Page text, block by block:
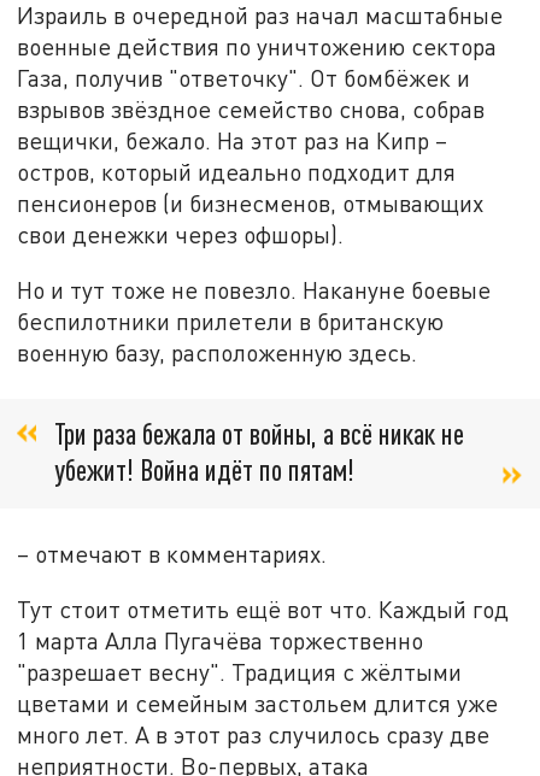
Израиль в очередной раз начал масштабные
военные действия по уничтожению сектора
Газа, получив "ответочку". От бомбёжек и
взрывов звёздное семейство снова, собрав
вещички, бежало. На этот раз на Кипр –
остров, который идеально подходит для
пенсионеров (и бизнесменов, отмывающих
свои денежки через офшоры).
Но и тут тоже не повезло. Накануне боевые
беспилотники прилетели в британскую
военную базу, расположенную здесь.
Три раза бежала от войны, а всё никак не
убежит! Война идёт по пятам!
– отмечают в комментариях.
Тут стоит отметить ещё вот что. Каждый год
1 марта Алла Пугачёва торжественно
"разрешает весну". Традиция с жёлтыми
цветами и семейным застольем длится уже
много лет. А в этот раз случилось сразу две
неприятности. Во-первых, атака